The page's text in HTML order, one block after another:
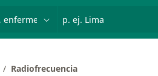
Radiofrecuencia